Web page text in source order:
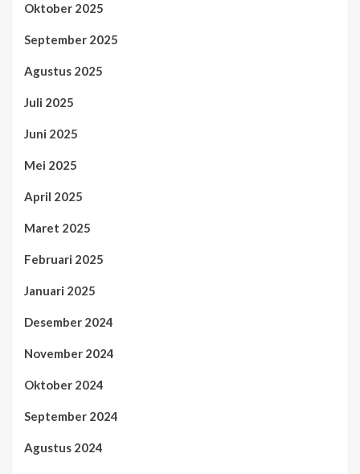
Oktober 2025
September 2025
Agustus 2025
Juli 2025
Juni 2025
Mei 2025
April 2025
Maret 2025
Februari 2025
Januari 2025
Desember 2024
November 2024
Oktober 2024
September 2024
Agustus 2024